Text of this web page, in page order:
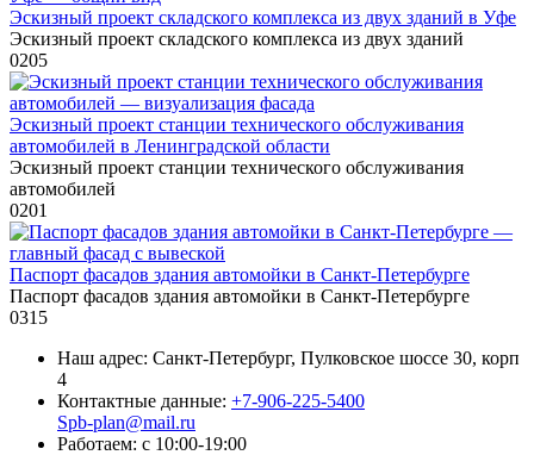
Эскизный проект складского комплекса из двух зданий в Уфе
Эскизный проект складского комплекса из двух зданий
0205
Эскизный проект станции технического обслуживания
автомобилей в Ленинградской области
Эскизный проект станции технического обслуживания
автомобилей
0201
Паспорт фасадов здания автомойки в Санкт-Петербурге
Паспорт фасадов здания автомойки в Санкт-Петербурге
0315
Наш адрес: Санкт-Петербург, Пулковское шоссе 30, корп
4
Контактные данные: +7-906-225-5400
Spb-plan@mail.ru
Работаем: c 10:00-19:00